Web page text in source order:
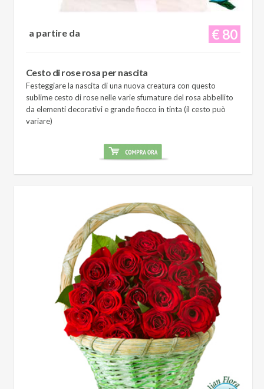
€ 80
a partire da
Cesto di rose rosa per nascita
Festeggiare la nascita di una nuova creatura con questo
sublime cesto di rose nelle varie sfumature del rosa abbellito
da elementi decorativi e grande fiocco in tinta (il cesto può
variare)